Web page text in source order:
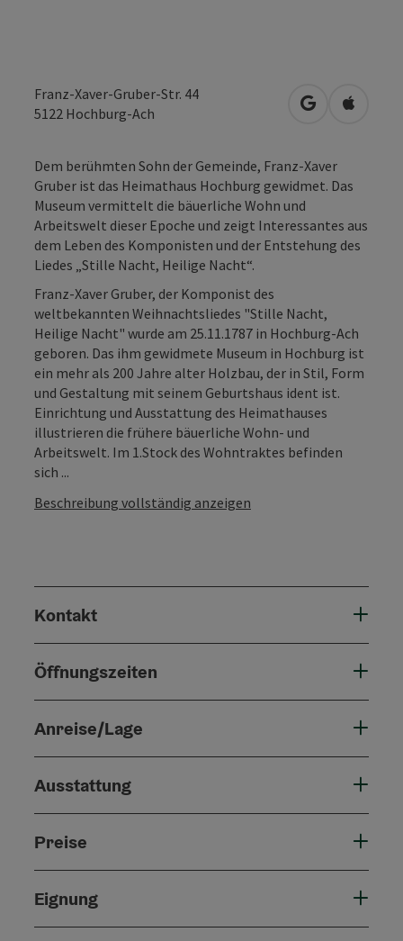
Franz-Xaver-Gruber-Str. 44
5122 Hochburg-Ach in Google
in
Dem berühmten Sohn der Gemeinde, Franz-Xaver
Gruber ist das Heimathaus Hochburg gewidmet. Das
Museum vermittelt die bäuerliche Wohn und
Arbeitswelt dieser Epoche und zeigt Interessantes aus
dem Leben des Komponisten und der Entstehung des
Liedes „Stille Nacht, Heilige Nacht“.
Franz-Xaver Gruber, der Komponist des
weltbekannten Weihnachtsliedes "Stille Nacht,
Heilige Nacht" wurde am 25.11.1787 in Hochburg-Ach
geboren. Das ihm gewidmete Museum in Hochburg ist
ein mehr als 200 Jahre alter Holzbau, der in Stil, Form
und Gestaltung mit seinem Geburtshaus ident ist.
Einrichtung und Ausstattung des Heimathauses
illustrieren die frühere bäuerliche Wohn- und
Arbeitswelt. Im 1.Stock des Wohntraktes befinden
sich ...
Beschreibung vollständig anzeigen
Kontakt
Öffnungszeiten
Anreise/Lage
Ausstattung
Preise
Eignung